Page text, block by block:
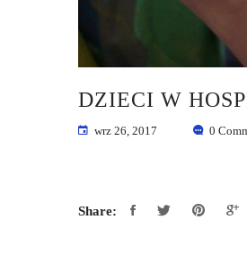
DZIECI W
wrz 26, 2017 0
Share: